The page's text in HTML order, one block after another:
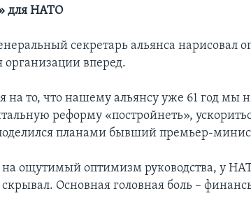
для НАТО
секретарь альянса нарисовал
вперед.
на то, что нашему альянсу уже 61 год мы
реформу «постройнеть»,
планами бывший премьер-
ощутимый оптимизм руководства, у
скрывал. Основная головная боль –